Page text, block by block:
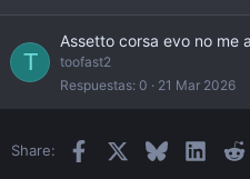
T
Assetto corsa evo no me
toofast2
Respuestas 0 21 Mar 2026
Share: Facebook Bluesky